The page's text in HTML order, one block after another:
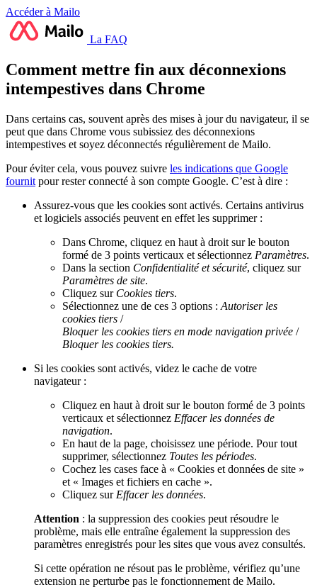
Accéder à Mailo
La FAQ
Comment mettre fin aux déconnexions
intempestives dans Chrome
Dans certains cas, souvent après des mises à jour du navigateur, il se
peut que dans Chrome vous subissiez des déconnexions
intempestives et soyez déconnectés régulièrement de Mailo.
Pour éviter cela, vous pouvez suivre les indications que Google
fournit pour rester connecté à son compte Google. C’est à dire :
Assurez-vous que les cookies sont activés. Certains antivirus
et logiciels associés peuvent en effet les supprimer :
Dans Chrome, cliquez en haut à droit sur le bouton
formé de 3 points verticaux et sélectionnez Paramètres.
Dans la section Confidentialité et sécurité, cliquez sur
Paramètres de site.
Cliquez sur Cookies tiers.
Sélectionnez une de ces 3 options : Autoriser les
cookies tiers /
Bloquer les cookies tiers en mode navigation privée /
Bloquer les cookies tiers.
Si les cookies sont activés, videz le cache de votre
navigateur :
Cliquez en haut à droit sur le bouton formé de 3 points
verticaux et sélectionnez Effacer les données de
navigation.
En haut de la page, choisissez une période. Pour tout
supprimer, sélectionnez Toutes les périodes.
Cochez les cases face à « Cookies et données de site »
et « Images et fichiers en cache ».
Cliquez sur Effacer les données.
Attention : la suppression des cookies peut résoudre le
problème, mais elle entraîne également la suppression des
paramètres enregistrés pour les sites que vous avez consultés.
Si cette opération ne résout pas le problème, vérifiez qu’une
extension ne perturbe pas le fonctionnement de Mailo.